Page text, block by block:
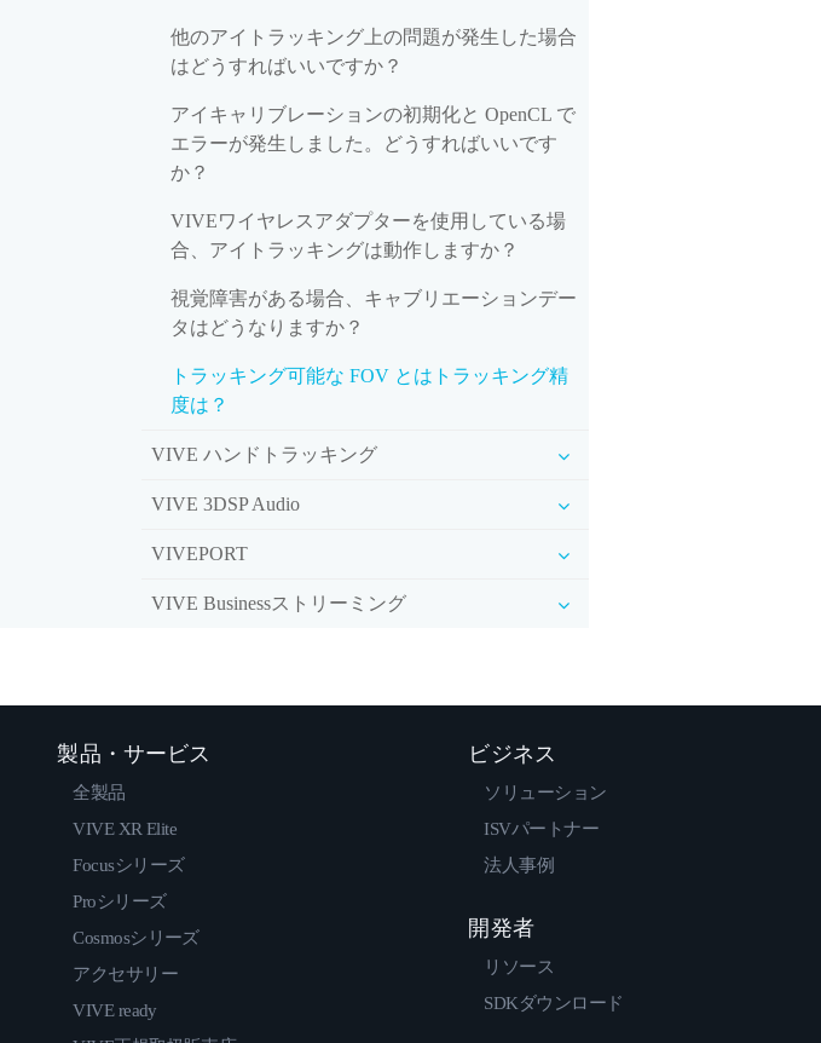
他のアイトラッキング上の問題が発生した場合
はどうすればいいですか？
アイキャリブレーションの初期化と OpenCL で
エラーが発生しました。どうすればいいです
か？
VIVEワイヤレスアダプターを使用している場
合、アイトラッキングは動作しますか？
視覚障害がある場合、キャブリエーションデー
タはどうなりますか？
トラッキング可能な FOV とはトラッキング精
度は？
VIVE ハンドトラッキング
VIVE 3DSP Audio
VIVEPORT
VIVE Businessストリーミング
製品・サービス
全製品
VIVE XR Elite
Focusシリーズ
Proシリーズ
Cosmosシリーズ
アクセサリー
VIVE ready
ビジネス
ソリューション
ISVパートナー
法人事例
開発者
リソース
SDKダウンロード